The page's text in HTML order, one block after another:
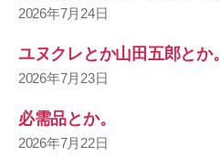
2026年7月24日
ユヌクレとか山田五郎とか。
2026年7月23日
必需品とか。
2026年7月22日